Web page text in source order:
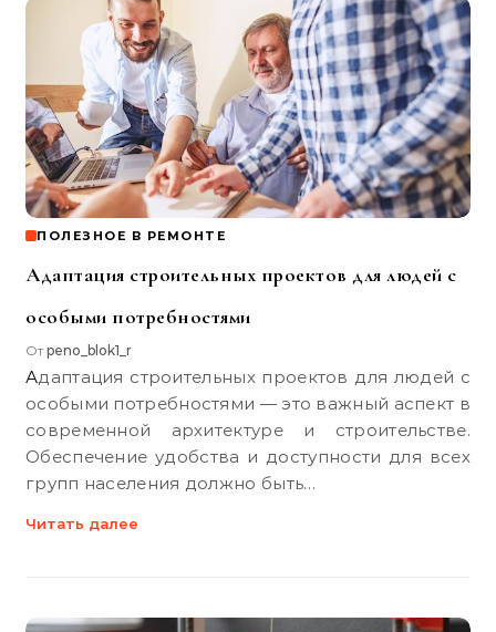
ПОЛЕЗНОЕ В РЕМОНТЕ
Адаптация строительных проектов для людей с
особыми потребностями
Отpeno_blok1_r
Адаптация строительных проектов для людей с
особыми потребностями — это важный аспект в
современной архитектуре и строительстве.
Обеспечение удобства и доступности для всех
групп населения должно быть…
Читать далее